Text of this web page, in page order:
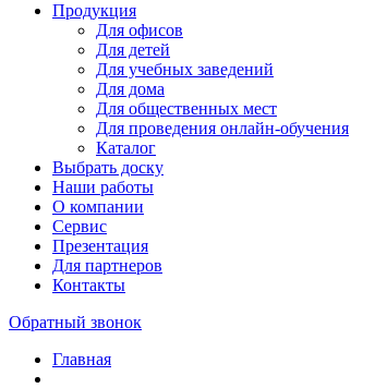
Продукция
Для офисов
Для детей
Для учебных заведений
Для дома
Для общественных мест
Для проведения онлайн-обучения
Каталог
Выбрать доску
Наши работы
О компании
Сервис
Презентация
Для партнеров
Контакты
Обратный звонок
Главная